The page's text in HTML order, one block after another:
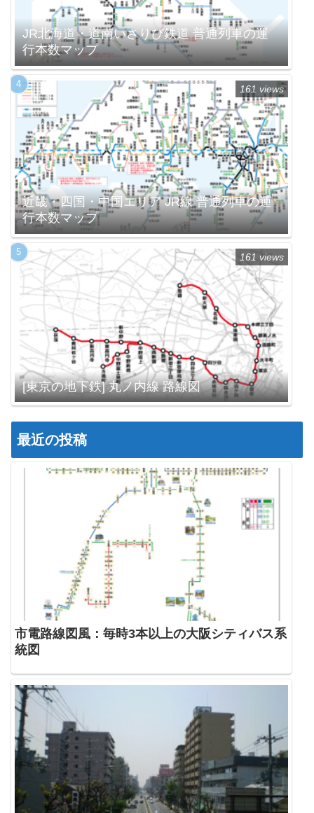
JR北海道・道南いさりび鉄道 普通列車の運
行本数マップ
近畿・四国・中国エリア JR線 普通列車の運
行本数マップ
161 views
[東京の地下鉄] 丸ノ内線 路線図
161 views
最近の投稿
市電路線図風：毎時3本以上の大阪シティバス系
統図